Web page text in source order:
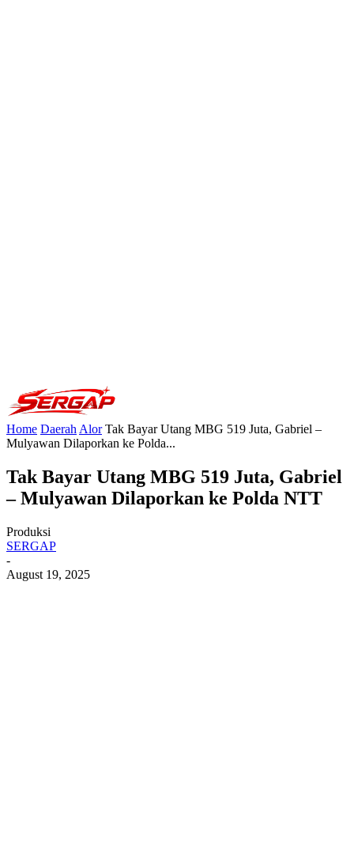
Home Daerah Alor Tak Bayar Utang MBG 519 Juta, Gabriel –
Mulyawan Dilaporkan ke Polda...
Tak Bayar Utang MBG 519 Juta, Gabriel
– Mulyawan Dilaporkan ke Polda NTT
Produksi
SERGAP
-
August 19, 2025